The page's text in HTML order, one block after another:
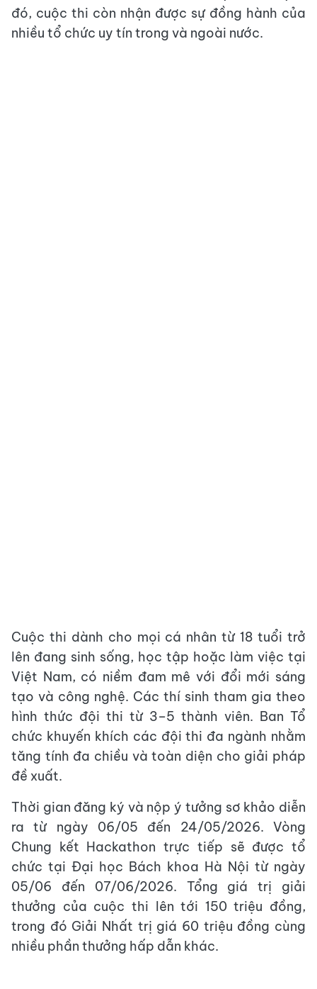
đó, cuộc thi còn nhận được sự đồng hành của
nhiều tổ chức uy tín trong và ngoài nước.
Cuộc thi dành cho mọi cá nhân từ 18 tuổi trở
lên đang sinh sống, học tập hoặc làm việc tại
Việt Nam, có niềm đam mê với đổi mới sáng
tạo và công nghệ. Các thí sinh tham gia theo
hình thức đội thi từ 3–5 thành viên. Ban Tổ
chức khuyến khích các đội thi đa ngành nhằm
tăng tính đa chiều và toàn diện cho giải pháp
đề xuất.
Thời gian đăng ký và nộp ý tưởng sơ khảo diễn
ra từ ngày 06/05 đến 24/05/2026. Vòng
Chung kết Hackathon trực tiếp sẽ được tổ
chức tại Đại học Bách khoa Hà Nội từ ngày
05/06 đến 07/06/2026. Tổng giá trị giải
thưởng của cuộc thi lên tới 150 triệu đồng,
trong đó Giải Nhất trị giá 60 triệu đồng cùng
nhiều phần thưởng hấp dẫn khác.